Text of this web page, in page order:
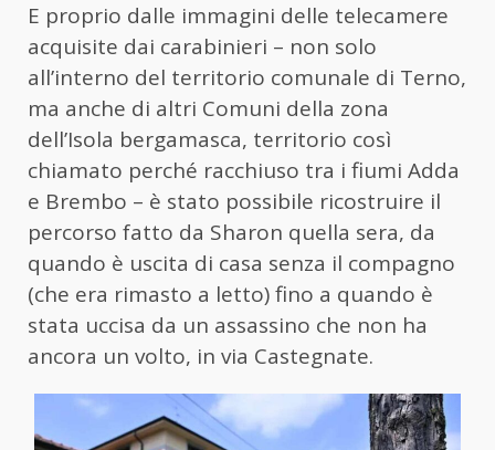
E proprio dalle immagini delle telecamere
acquisite dai carabinieri – non solo
all’interno del territorio comunale di Terno,
ma anche di altri Comuni della zona
dell’Isola bergamasca, territorio così
chiamato perché racchiuso tra i fiumi Adda
e Brembo – è stato possibile ricostruire il
percorso fatto da Sharon quella sera, da
quando è uscita di casa senza il compagno
(che era rimasto a letto) fino a quando è
stata uccisa da un assassino che non ha
ancora un volto, in via Castegnate.